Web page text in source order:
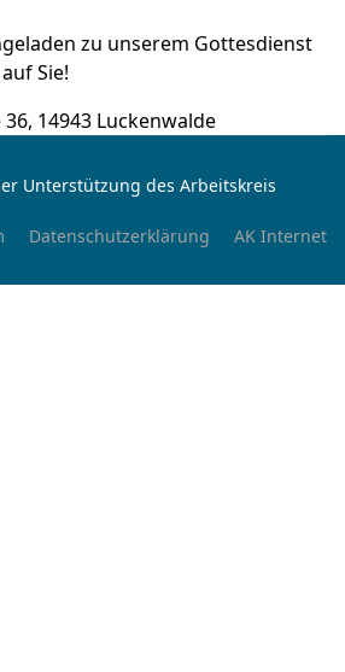
zu unserem Gottesdienst
Sie!
14943 Luckenwalde
Unterstützung des Arbeitskreis
Datenschutzerklärung AK Internet